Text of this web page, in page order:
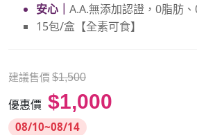
安心｜ A.A.無添加認證，0脂肪
15包/盒【全素可食】
建議售價 $1,500
優惠價 $1,000
08/10~08/14